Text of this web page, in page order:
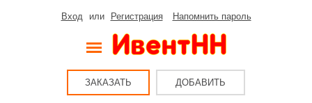
Вход или Регистрация Напомнить пароль
ЗАКАЗАТЬ ДОБАВИТЬ